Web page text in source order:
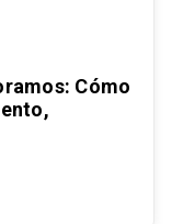
Cómo